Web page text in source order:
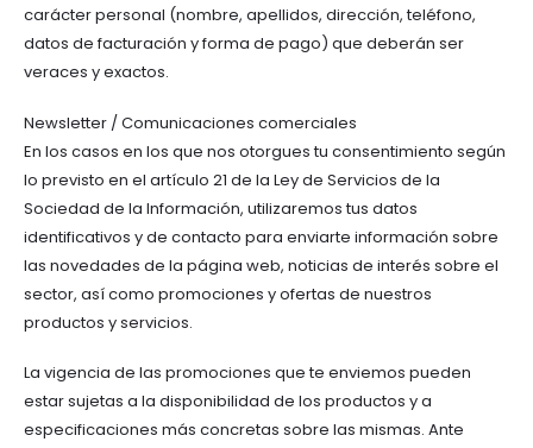
carácter personal (nombre, apellidos, dirección, teléfono,
datos de facturación y forma de pago) que deberán ser
veraces y exactos.
Newsletter / Comunicaciones comerciales
En los casos en los que nos otorgues tu consentimiento según
lo previsto en el artículo 21 de la Ley de Servicios de la
Sociedad de la Información, utilizaremos tus datos
identificativos y de contacto para enviarte información sobre
las novedades de la página web, noticias de interés sobre el
sector, así como promociones y ofertas de nuestros
productos y servicios.
La vigencia de las promociones que te enviemos pueden
estar sujetas a la disponibilidad de los productos y a
especificaciones más concretas sobre las mismas. Ante